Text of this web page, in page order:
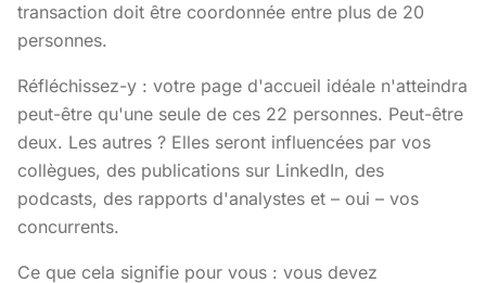
transaction doit être coordonnée entre plus de 20
personnes.
Réfléchissez-y : votre page d'accueil idéale n'atteindra
peut-être qu'une seule de ces 22 personnes. Peut-être
deux. Les autres ? Elles seront influencées par vos
collègues, des publications sur LinkedIn, des
podcasts, des rapports d'analystes et – oui – vos
concurrents.
Ce que cela signifie pour vous : vous devez